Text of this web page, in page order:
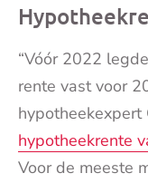
“Vóór 2022
rente vast voor
hypotheekexpert
hypotheekrente
Voor de meeste